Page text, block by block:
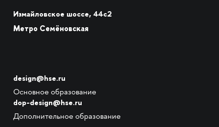
Измайловское шоссе, 44с2
Метро Семёновская
design@hse.ru
Основное образование
dop-design@hse.ru
Дополнительное образование